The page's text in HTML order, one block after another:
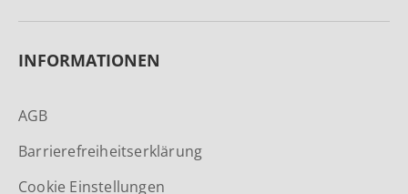
INFORMATIONEN
AGB
Barrierefreiheitserklärung
Cookie Einstellungen